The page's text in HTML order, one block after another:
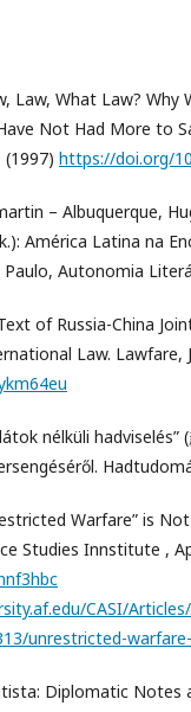
Law, What Law? Why
Not Had More to
(1997) https://doi.org/
– Albuquerque,
América Latina na
Paulo, Autonomia
of Russia-China
Law. Lawfare,
nélküli hadviselés”
Warfare” is
Studies Innstitute ,
CASI/
unrestricted-
Diplomatic Notes